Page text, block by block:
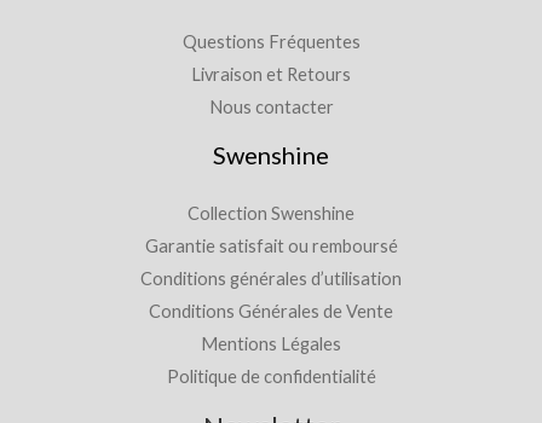
Questions Fréquentes
Livraison et Retours
Nous contacter
Swenshine
Collection Swenshine
Garantie satisfait ou remboursé
Conditions générales d’utilisation
Conditions Générales de Vente
Mentions Légales
Politique de confidentialité